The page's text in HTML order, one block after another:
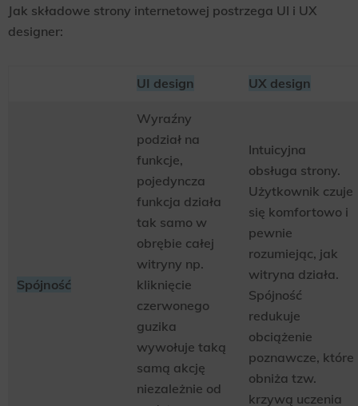
Jak składowe strony internetowej postrzega UI i UX
designer:
UI design UX design
Spójność
Wyraźny
podział na
funkcje,
pojedyncza
funkcja działa
tak samo w
obrębie całej
witryny np.
kliknięcie
czerwonego
guzika
wywołuje taką
samą akcję
niezależnie od
Intuicyjna
obsługa strony.
Użytkownik czuje
się komfortowo i
pewnie
rozumiejąc, jak
witryna działa.
Spójność
redukuje
obciążenie
poznawcze, które
obniża tzw.
krzywą uczenia